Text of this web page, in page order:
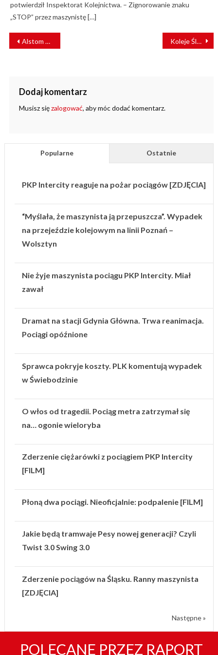
potwierdził Inspektorat Kolejnictwa. – Zignorowanie znaku
„STOP” przez maszynistę […]
NAWIGACJA
WPISU
Alstom dostarczy do Chicago wagony typu push-pull Koleje Śląskie wstrzymują połączenia transgraniczne
Dodaj komentarz
Musisz sięzalogować, aby móc dodać komentarz.
Popularne Ostatnie
PKP Intercity reaguje na pożar pociągów [ZDJĘCIA]
“Myślała, że maszynista ją przepuszcza”. Wypadek
na przejeździe kolejowym na linii Poznań –
Wolsztyn
Nie żyje maszynista pociągu PKP Intercity. Miał
zawał
Dramat na stacji Gdynia Główna. Trwa reanimacja.
Pociągi opóźnione
Sprawca pokryje koszty. PLK komentują wypadek
w Świebodzinie
O włos od tragedii. Pociąg metra zatrzymał się
na… ogonie wieloryba
Zderzenie ciężarówki z pociągiem PKP Intercity
[FILM]
Płoną dwa pociągi. Nieoficjalnie: podpalenie [FILM]
Jakie będą tramwaje Pesy nowej generacji? Czyli
Twist 3.0 Swing 3.0
Zderzenie pociągów na Śląsku. Ranny maszynista
[ZDJĘCIA]
Następne »
POLECANE PRZEZ RAPORT